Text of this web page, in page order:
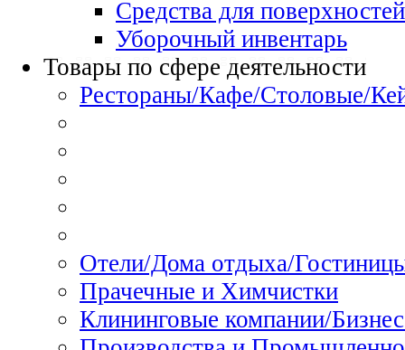
Средства для поверхностей
Уборочный инвентарь
Товары по сфере деятельности
Рестораны/Кафе/Столовые/
Отели/Дома отдыха/
Прачечные и Химчистки
Клининговые компании/